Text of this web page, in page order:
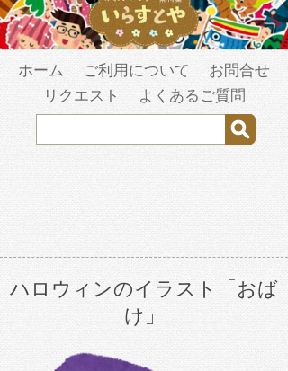
ホーム ご利用について
お問合せ
リクエスト
よくあるご質問
ハロウィンのイラスト「おば
け」